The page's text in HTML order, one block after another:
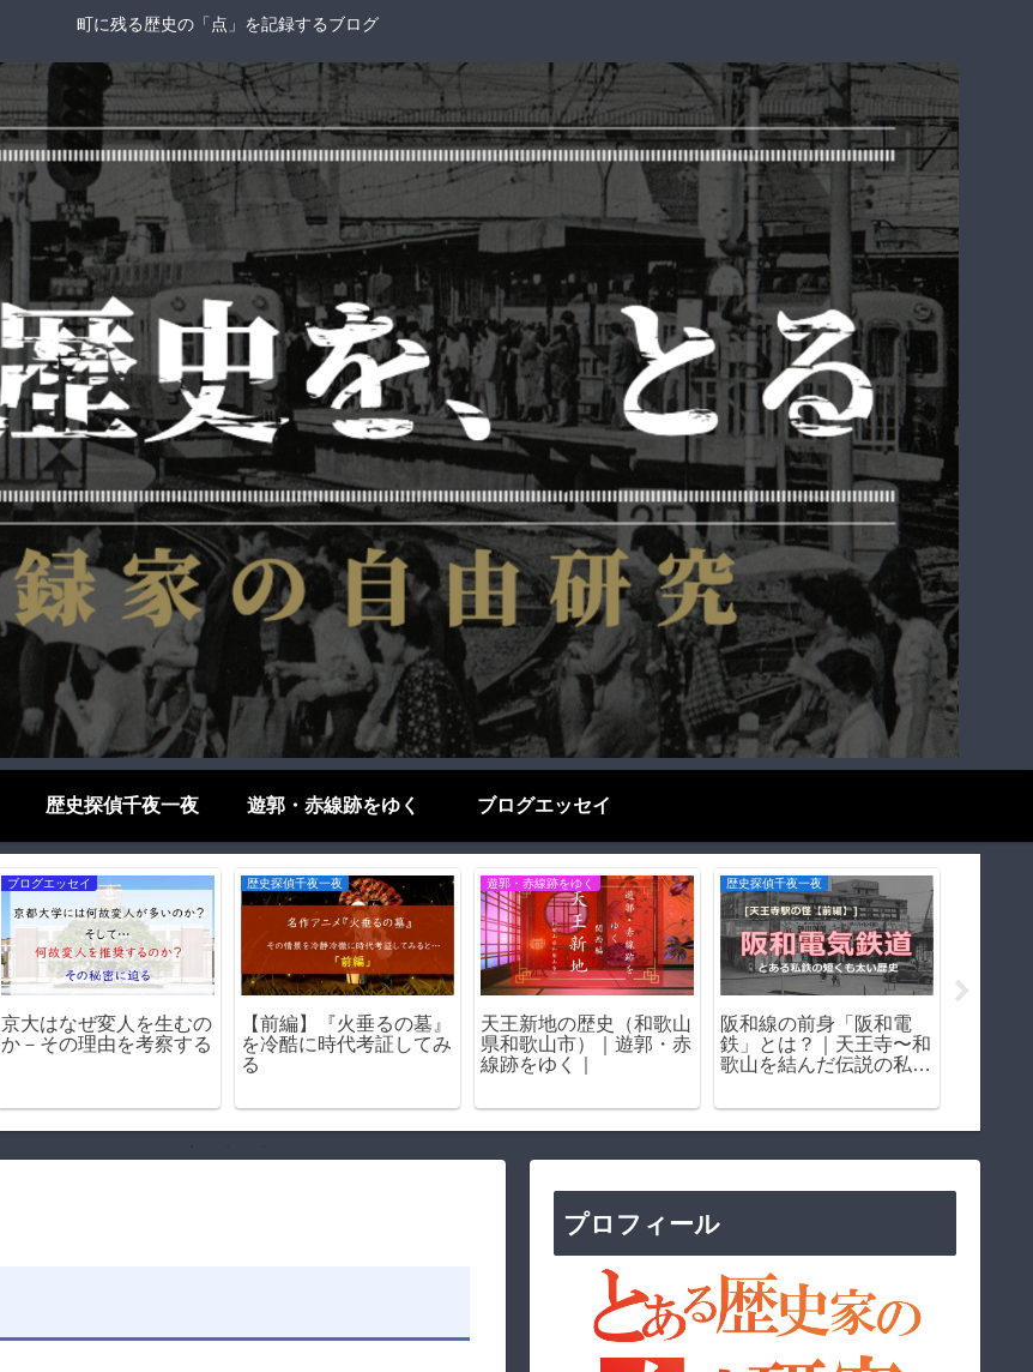
町に残る歴史の「点」を記録するブログ
歴史探偵千夜一夜 遊郭・赤線跡をゆく ブログエッセイ
お役立ち情報
KP41病を打倒せよ！－
KP41病解決への道
遊郭・赤線跡をゆく
松島遊郭（大阪市西区）
｜松島新地の母体となっ
た日本最大級の遊里の歴
歴史探偵千夜一夜
飛田新地の「嘆きの壁」
｜遊郭を囲った壁の痕跡
遊郭・赤線跡をゆく
飛田新地の歴史｜遊郭か
ら赤線への変遷を写真と
資料で解説
プロフィール